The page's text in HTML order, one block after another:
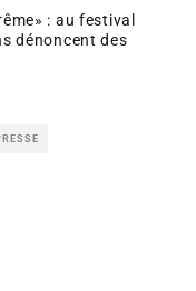
: au festival
dénoncent des